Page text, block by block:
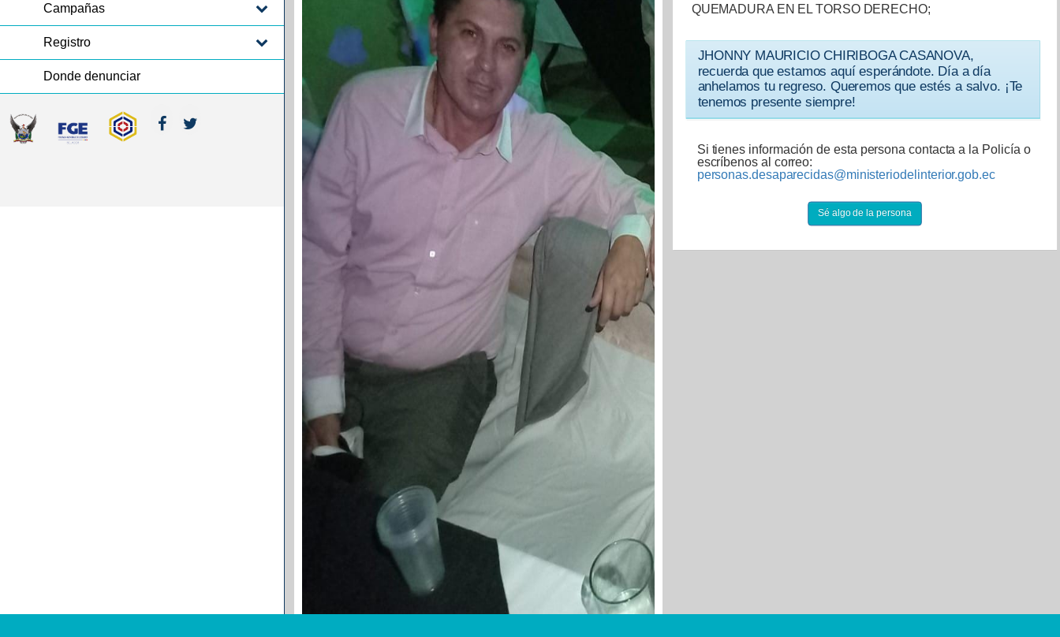
Campañas
Registro
Donde denunciar
QUEMADURA EN EL TORSO DERECHO;
JHONNY MAURICIO CHIRIBOGA CASANOVA,
recuerda que estamos aquí esperándote. Día a día
anhelamos tu regreso. Queremos que estés a salvo. ¡Te
tenemos presente siempre!
Si tienes información de esta persona contacta a la Policía o
escríbenos al correo:
personas.desaparecidas@ministeriodelinterior.gob.ec
Sé algo de la persona